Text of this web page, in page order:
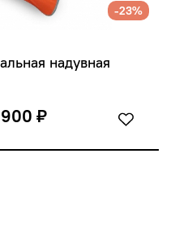
-23%
надувная
₽